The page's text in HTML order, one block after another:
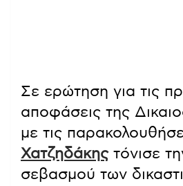
Σε ερώτηση για τις
αποφάσεις της
με τις
Χατζηδάκηςτόνισε
σεβασμού των